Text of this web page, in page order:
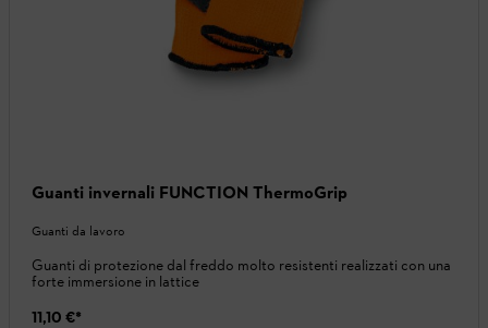
Guanti invernali FUNCTION ThermoGrip
Guanti da lavoro
Guanti di protezione dal freddo molto resistenti realizzati con una
forte immersione in lattice
11,10 €*